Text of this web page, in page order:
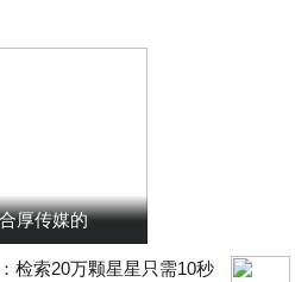
厚传媒的
检索20万颗星星只需10秒